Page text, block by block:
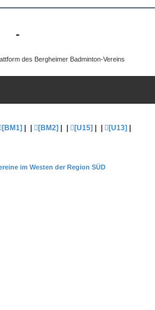
-
des Bergheimer Badminton-Vereins
[BM1] | | [BM2] | | [U15] | | [U13] |
im Westen der Region SÜD